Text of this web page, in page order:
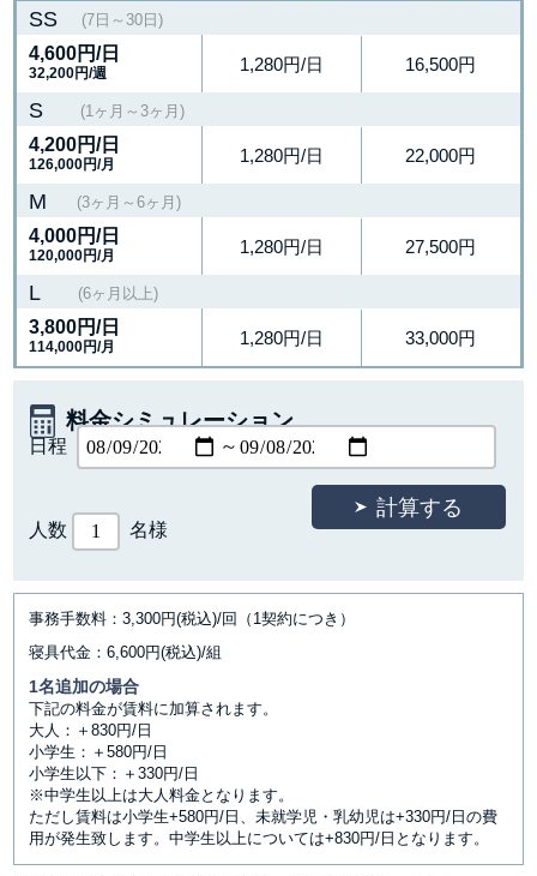
SS (7日～30日)
4,600円/日
32,200円/週 1,280円/日 16,500円
S (1ヶ月～3ヶ月)
4,200円/日
126,000円/月 1,280円/日 22,000円
M (3ヶ月～6ヶ月)
4,000円/日
120,000円/月 1,280円/日 27,500円
L (6ヶ月以上)
3,800円/日
114,000円/月 1,280円/日 33,000円
料金シミュレーション
人数 名様
日程 ～
事務手数料：3,300円(税込)/回（1契約につき）
寝具代金：6,600円(税込)/組
1名追加の場合
下記の料金が賃料に加算されます。
大人：＋830円/日
小学生：＋580円/日
小学生以下：＋330円/日
※中学生以上は大人料金となります。
ただし賃料は小学生+580円/日、未就学児・乳幼児は+330円/日の費
用が発生致します。中学生以上については+830円/日となります。